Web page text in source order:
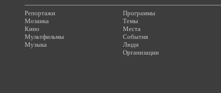
Репортажи
Мозаика
Кино
Мультфильмы
Музыка
Программы
Темы
Места
События
Люди
Организации